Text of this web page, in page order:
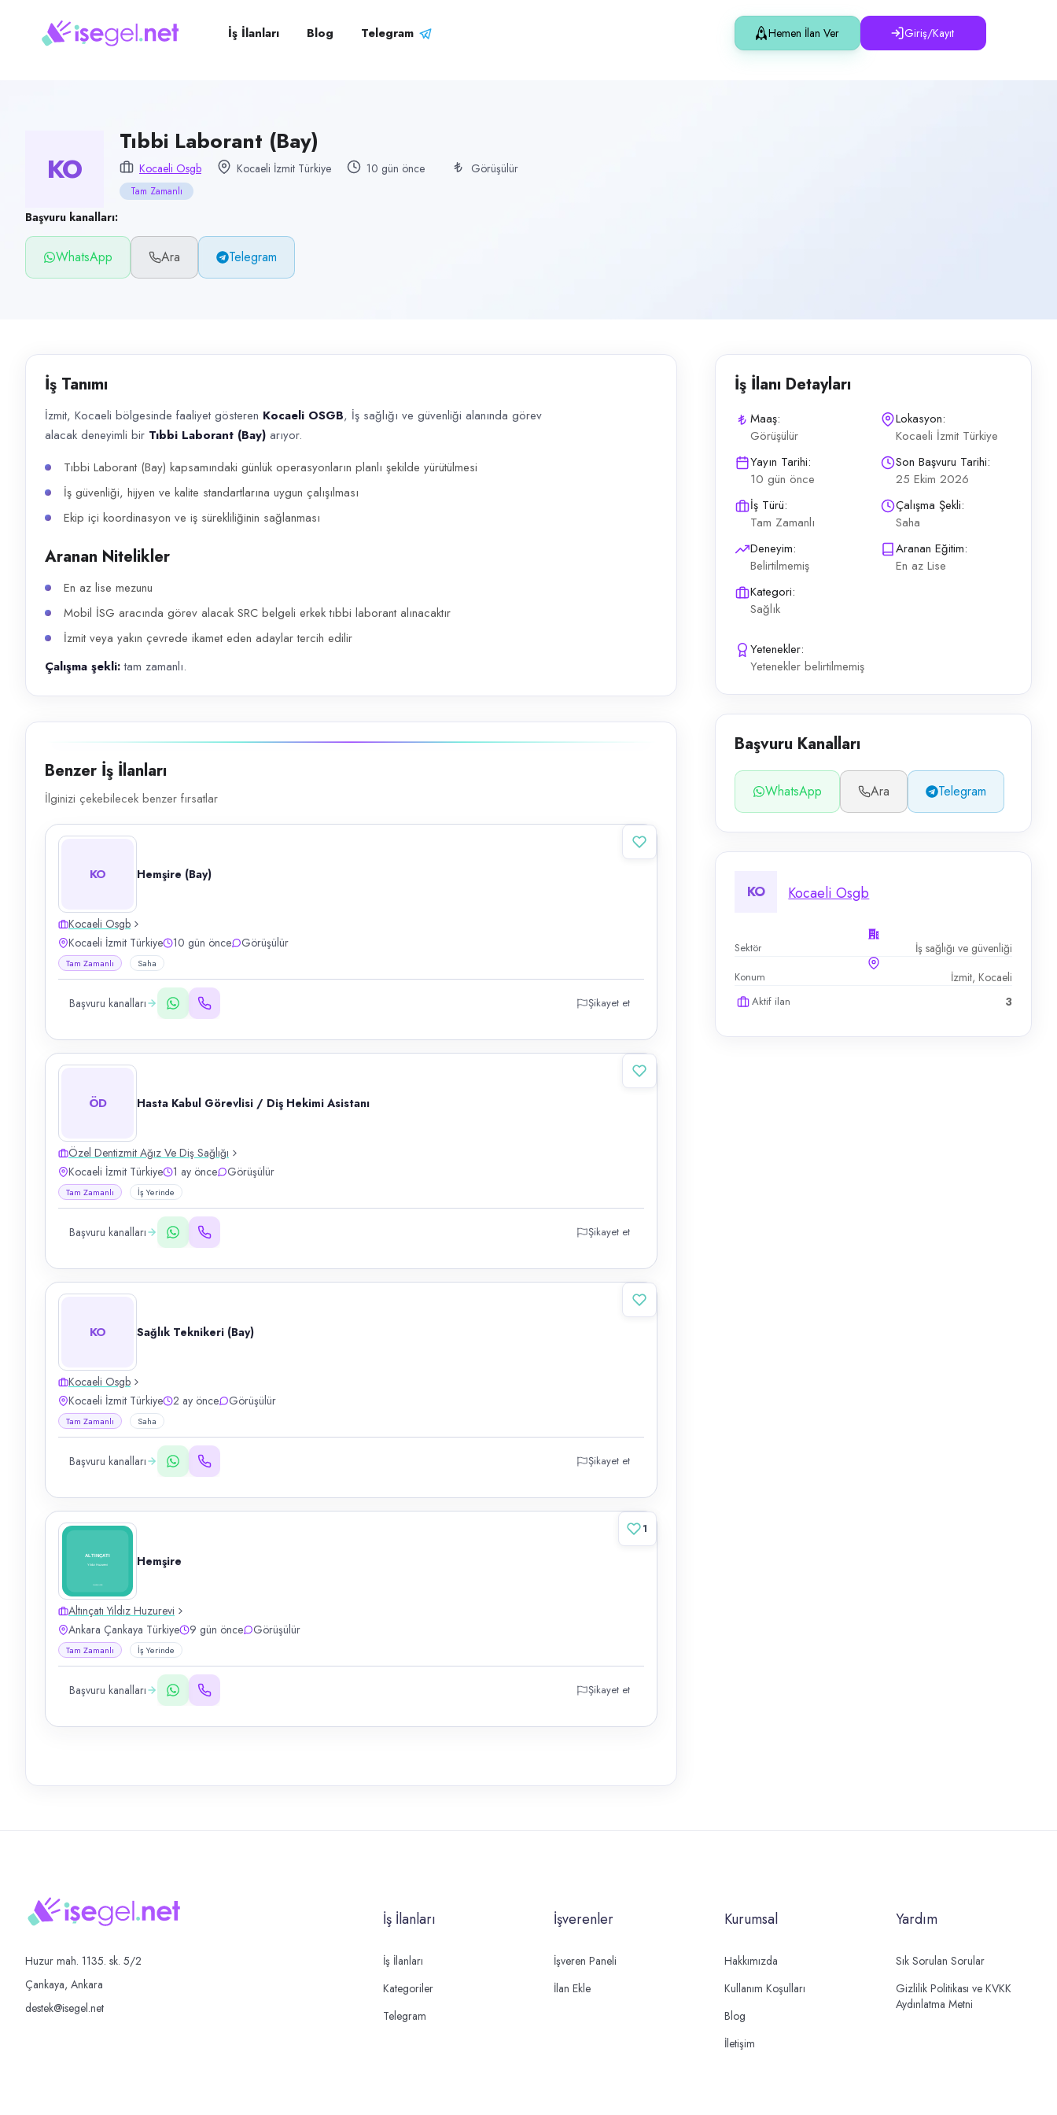
Tıbbi Laborant (Bay)
İzmit, Kocaeli
Çalışma şekli
Tam Zamanlı
Yayın tarihi
27 Temmuz 2026
Başvuru kanalları
WhatsApp, Telegram, Telefon
İlan açıklaması
İzmit, Kocaeli bölgesinde faaliyet gösteren Kocaeli OSGB , İş sağlığı ve güvenliği alanında görev alacak deneyimli bir Tıbbi Laborant (Bay) arıyor. Tıbbi Laborant (Bay) kapsamındaki günlük operasyonların
İş İlanları Blog Telegram Hemen İlan Ver Giriş/Kayıt
KO
Tıbbi Laborant (Bay)
Kocaeli Osgb Kocaeli İzmit Türkiye 10 gün önce Görüşülür
Tam Zamanlı
Başvuru kanalları:
WhatsApp Ara Telegram
İş Tanımı
İzmit, Kocaeli bölgesinde faaliyet gösteren Kocaeli OSGB, İş sağlığı ve güvenliği alanında görev
alacak deneyimli bir Tıbbi Laborant (Bay) arıyor.
Tıbbi Laborant (Bay) kapsamındaki günlük operasyonların planlı şekilde yürütülmesi
İş güvenliği, hijyen ve kalite standartlarına uygun çalışılması
Ekip içi koordinasyon ve iş sürekliliğinin sağlanması
Aranan Nitelikler
En az lise mezunu
Mobil İSG aracında görev alacak SRC belgeli erkek tıbbi laborant alınacaktır
İzmit veya yakın çevrede ikamet eden adaylar tercih edilir
Çalışma şekli:tam zamanlı.
İş İlanı Detayları
Maaş:
Görüşülür
Lokasyon:
Kocaeli İzmit Türkiye
Yayın Tarihi:
10 gün önce
Son Başvuru Tarihi:
25 Ekim 2026
İş Türü:
Tam Zamanlı
Çalışma Şekli:
Saha
Deneyim:
Belirtilmemiş
Aranan Eğitim:
En az Lise
Kategori:
Sağlık
Yetenekler:
Yetenekler belirtilmemiş
Başvuru Kanalları
WhatsApp Ara Telegram
KO Kocaeli Osgb
Sektör İş sağlığı ve güvenliği
Konum İzmit, Kocaeli
Aktif ilan 3
Benzer İş İlanları
İlginizi çekebilecek benzer fırsatlar
KO Hemşire (Bay)
Kocaeli Osgb
Kocaeli İzmit Türkiye
10 gün önce Görüşülür
Tam Zamanlı Saha
Başvuru kanalları Şikayet et
ÖD Hasta Kabul Görevlisi / Diş Hekimi Asistanı
Özel Dentizmit Ağız Ve Diş Sağlığı
Kocaeli İzmit Türkiye
1 ay önce Görüşülür
Tam Zamanlı İş Yerinde
Başvuru kanalları Şikayet et
KO Sağlık Teknikeri (Bay)
Kocaeli Osgb
Kocaeli İzmit Türkiye
2 ay önce Görüşülür
Tam Zamanlı Saha
Başvuru kanalları Şikayet et
Hemşire
Altınçatı Yıldız Huzurevi
Ankara Çankaya Türkiye
9 gün önce Görüşülür
Tam Zamanlı İş Yerinde
Başvuru kanalları Şikayet et
1
Huzur mah. 1135. sk. 5/2
Çankaya, Ankara
destek@isegel.net
İş İlanları
İş İlanları
Kategoriler
Telegram
İşverenler
İşveren Paneli
İlan Ekle
Kurumsal
Hakkımızda
Kullanım Koşulları
Blog
İletişim
Yardım
Sık Sorulan Sorular
Gizlilik Politikası ve KVKK
Aydınlatma Metni